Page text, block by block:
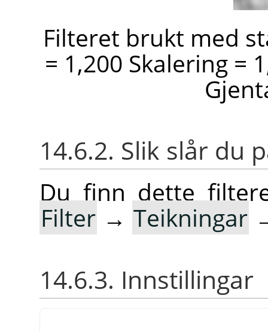
Filteret brukt med
= 1,200 Skalering =
14.6.2. Slik slår du
Du finn dette
Filter → Teikningar
14.6.3. Innstillingar